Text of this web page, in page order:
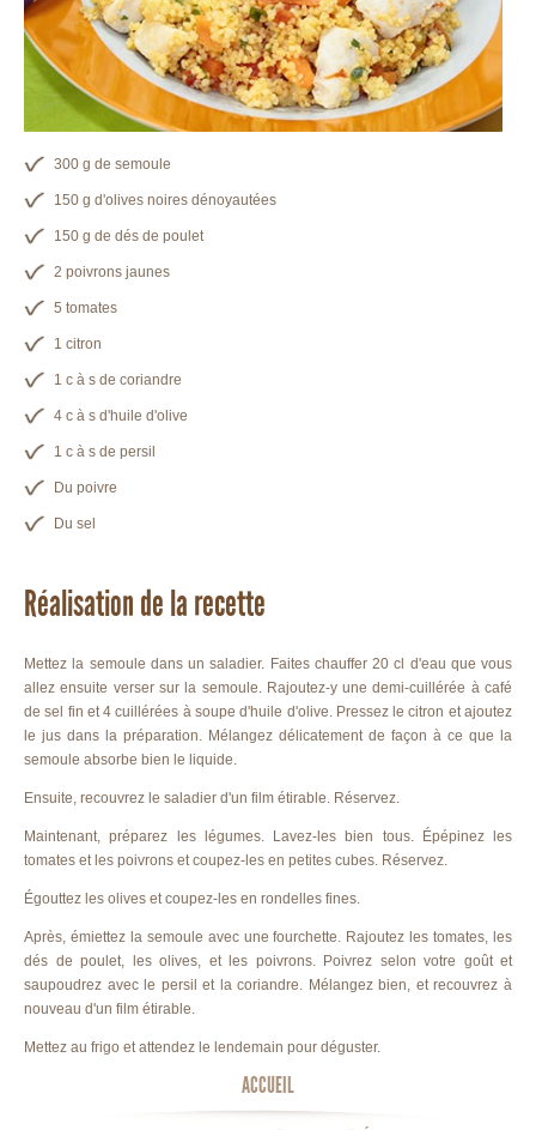
300 g de semoule
150 g d'olives noires dénoyautées
150 g de dés de poulet
2 poivrons jaunes
5 tomates
1 citron
1 c à s de coriandre
4 c à s d'huile d'olive
1 c à s de persil
Du poivre
Du sel
Réalisation de la recette
Mettez la semoule dans un saladier. Faites chauffer 20 cl d'eau que vous
allez ensuite verser sur la semoule. Rajoutez-y une demi-cuillérée à café
de sel fin et 4 cuillérées à soupe d'huile d'olive. Pressez le citron et ajoutez
le jus dans la préparation. Mélangez délicatement de façon à ce que la
semoule absorbe bien le liquide.
Ensuite, recouvrez le saladier d'un film étirable. Réservez.
Maintenant, préparez les légumes. Lavez-les bien tous. Épépinez les
tomates et les poivrons et coupez-les en petites cubes. Réservez.
Égouttez les olives et coupez-les en rondelles fines.
Après, émiettez la semoule avec une fourchette. Rajoutez les tomates, les
dés de poulet, les olives, et les poivrons. Poivrez selon votre goût et
saupoudrez avec le persil et la coriandre. Mélangez bien, et recouvrez à
nouveau d'un film étirable.
Mettez au frigo et attendez le lendemain pour déguster.
ACCUEIL